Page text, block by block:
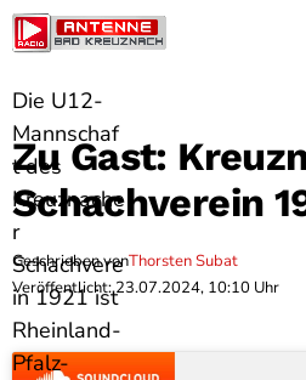
Zu Gast:
Schachverein
Geschrieben vonThorsten Subat
Veröffentlicht: 23.07.2024, 10:10 Uhr
Die U12-
Mannschaf
t des
Kreuznache
r
Schachvere
in 1921 ist
Rheinland-
Pfalz-